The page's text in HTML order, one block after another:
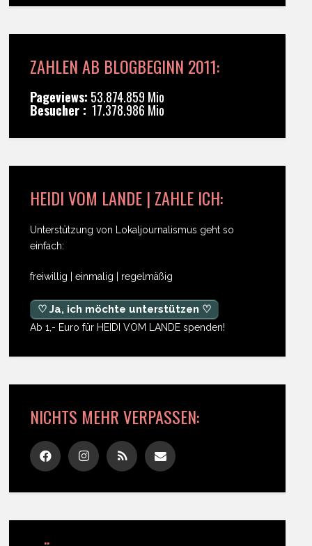
ZAHLEN AB BLOGBEGINN 2011:
Pageviews: 53.874.859 Mio
Besucher : 17.378.986 Mio
HEIDI VOM LANDE | ZAHLE ICH:
Unterstützung von Lokaljournalismus geht so
einfach:
freiwillig | einmalig | regelmäßig
♡ Ja, ich möchte unterstützen ♡
Ab 1,- Euro für HEIDI VOM LANDE spenden!
NICHTS MEHR VERPASSEN: